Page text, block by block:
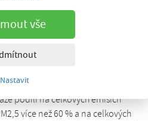
vše
Nastavit
nedaří.
snahou o snížení emisí z dopravy,
„Podíl znečištění ze silniční
pohonem, tedy na benzín a
podílí na celkových emisích
více než 60 % a na celkových